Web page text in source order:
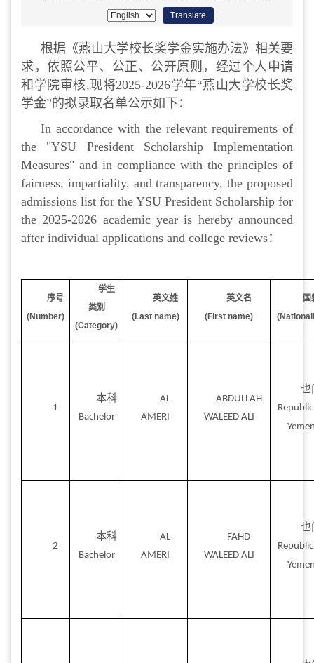
Translate
根据《燕山大学校长奖学金实施办法》相关要
求，依照公平、公正、公开原则，经过个人申请
和学院审核,现将2025-2026学年“燕山大学校长奖
学金”的拟录取名单公示如下：
In accordance with the relevant requirements of
the "YSU President Scholarship Implementation
Measures" and in compliance with the principles of
fairness, impartiality, and transparency, the proposed
admissions list for the YSU President Scholarship for
the 2025-2026 academic year is hereby announced
after individual applications and college reviews：
序号
(Number)
学生
类别
(Category)
英文姓
(Last name)
英文名
(First name)
国
1
本科
Bachelor
AL
AMERI
ABDULLAH
WALEED ALI
也
2
本科
Bachelor
AL
AMERI
FAHD
WALEED ALI
也